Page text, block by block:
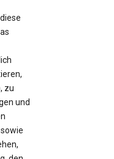
zu
und